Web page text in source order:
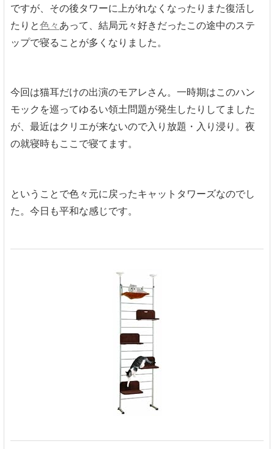
ですが、その後タワーに上がれなくなったりまた復活し
たりと色々あって、結局元々好きだったこの途中のステ
ップで寝ることが多くなりました。
今回は猫耳だけの出演のモアレさん。一時期はこのハン
モックを巡ってゆるい領土問題が発生したりしてました
が、最近はクリエが来ないので入り放題・入り浸り。夜
の就寝時もここで寝てます。
ということで色々元に戻ったキャットタワーズなのでし
た。今日も平和な感じです。